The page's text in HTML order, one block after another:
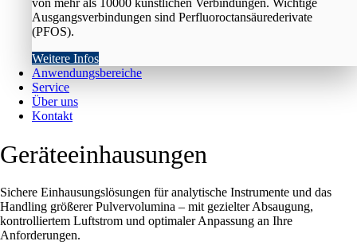
Ausgangsverbindungen sind Perfluoroctansäurederivate
(PFOS).
Weitere Infos
Anwendungsbereiche
Service
Über uns
Kontakt
Geräteeinhausungen
Sichere Einhausungslösungen für analytische Instrumente und das
Handling größerer Pulvervolumina – mit gezielter Absaugung,
kontrolliertem Luftstrom und optimaler Anpassung an Ihre
Anforderungen.